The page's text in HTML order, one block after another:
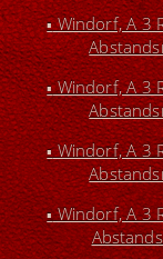
▪Windorf, A 3
▪Windorf, A 3
▪Windorf, A 3
▪Windorf, A 3